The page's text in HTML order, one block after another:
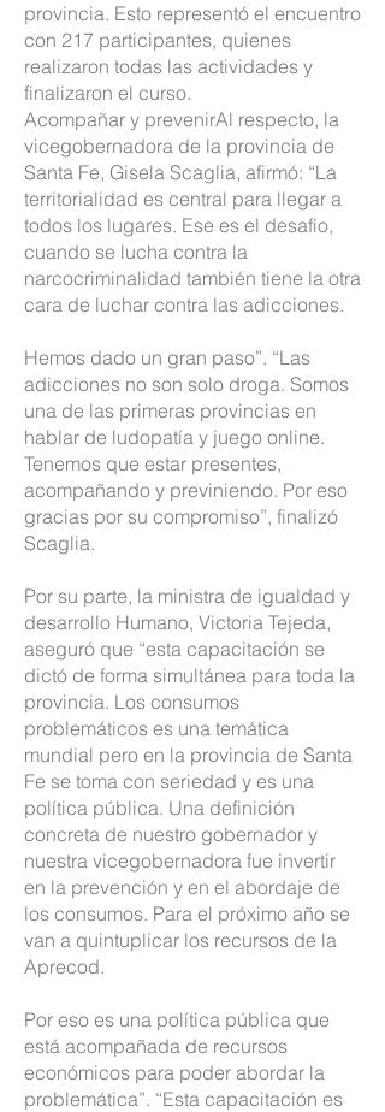
provincia. Esto representó el encuentro
con 217 participantes, quienes
realizaron todas las actividades y
finalizaron el curso.
Acompañar y prevenirAl respecto, la
vicegobernadora de la provincia de
Santa Fe, Gisela Scaglia, afirmó: “La
territorialidad es central para llegar a
todos los lugares. Ese es el desafío,
cuando se lucha contra la
narcocriminalidad también tiene la otra
cara de luchar contra las adicciones.
Hemos dado un gran paso”. “Las
adicciones no son solo droga. Somos
una de las primeras provincias en
hablar de ludopatía y juego online.
Tenemos que estar presentes,
acompañando y previniendo. Por eso
gracias por su compromiso”, finalizó
Scaglia.
Por su parte, la ministra de igualdad y
desarrollo Humano, Victoria Tejeda,
aseguró que “esta capacitación se
dictó de forma simultánea para toda la
provincia. Los consumos
problemáticos es una temática
mundial pero en la provincia de Santa
Fe se toma con seriedad y es una
política pública. Una definición
concreta de nuestro gobernador y
nuestra vicegobernadora fue invertir
en la prevención y en el abordaje de
los consumos. Para el próximo año se
van a quintuplicar los recursos de la
Aprecod.
Por eso es una política pública que
está acompañada de recursos
económicos para poder abordar la
problemática”. “Esta capacitación es